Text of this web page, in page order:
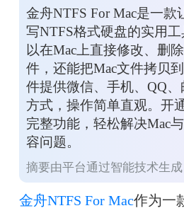
金舟NTFS For Mac是一款
写NTFS格式硬盘的实用
以在Mac上直接修改、删
件，还能把Mac文件拷贝
件提供微信、手机、QQ
方式，操作简单直观。开
完整功能，轻松解决Mac
容问题。
摘要由平台通过智能技术生成
金舟NTFS For Mac作为一